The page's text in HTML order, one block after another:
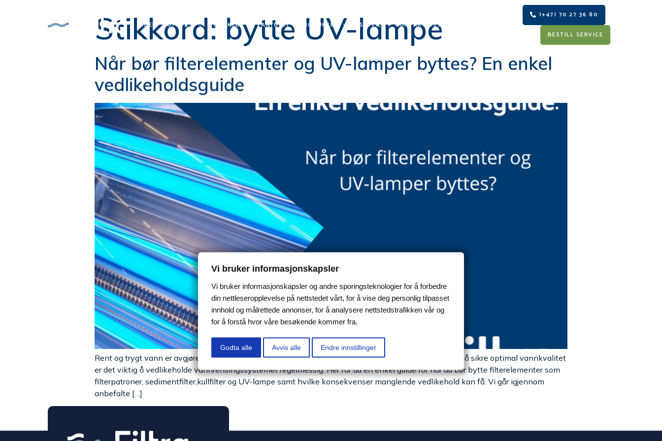
Vi bruker informasjonskapsler
Vi bruker informasjonskapsler og andre sporingsteknologier for å forbedre
din nettleseropplevelse på nettstedet vårt, for å vise deg personlig tilpasset
innhold og målrettede annonser, for å analysere nettstedstrafikken vår og
for å forstå hvor våre besøkende kommer fra.
Godta alle Avvis alle Endre innstillinger
HJEM OM OSS MARKED AKTUELT PRODUKTER SERVICE KONTAKT OSS
(+47) 70 27 36 80
BESTILL SERVICE
Stikkord: bytte UV-lampe
Når bør filterelementer og UV-lamper byttes? En enkel
vedlikeholdsguide
Rent og trygt vann er avgjørende både i private boliger, hytter, næringsbygg og industrielle anlegg. For å sikre optimal vannkvalitet
er det viktig å vedlikeholde vannrensingssystemet regelmessig. Her får du en enkel guide for når du bør bytte filterelementer som
filterpatroner, sedimentfilter,kullfilter og UV-lampe samt hvilke konsekvenser manglende vedlikehold kan få. Vi går igjennom
anbefalte […]